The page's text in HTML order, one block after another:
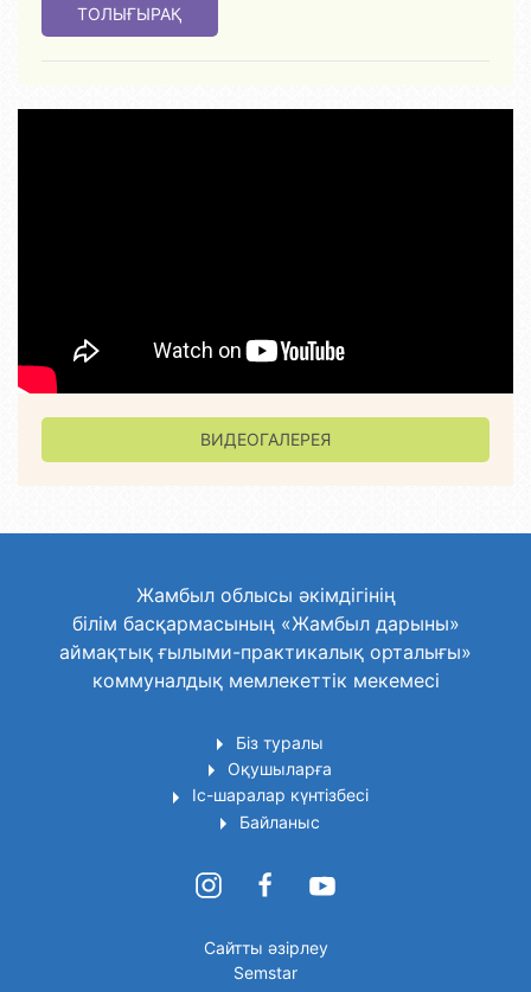
ТОЛЫҒЫРАҚ
ВИДЕОГАЛЕРЕЯ
Жамбыл облысы әкімдігінің
білім басқармасының «Жамбыл дарыны»
аймақтық ғылыми-практикалық орталығы»
коммуналдық мемлекеттік мекемесі
Біз туралы
Оқушыларға
Іс-шаралар күнтізбесі
Байланыс
Сайтты әзірлеу
Semstar